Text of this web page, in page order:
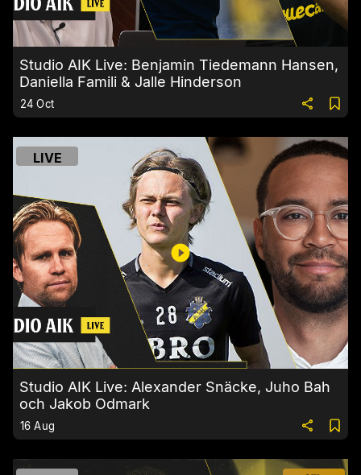
Studio AIK Live: Benjamin Tiedemann Hansen,
Daniella Famili & Jalle Hinderson
24 Oct
LIVE
Studio AIK Live: Alexander Snäcke, Juho Bah
och Jakob Odmark
16 Aug